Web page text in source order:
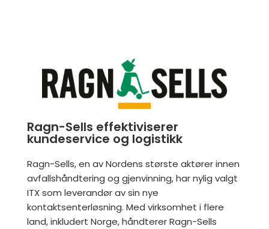
Ragn-Sells effektiviserer
kundeservice og logistikk
Ragn-Sells, en av Nordens største aktører innen
avfallshåndtering og gjenvinning, har nylig valgt
ITX som leverandør av sin nye
kontaktsenterløsning. Med virksomhet i flere
land, inkludert Norge, håndterer Ragn-Sells